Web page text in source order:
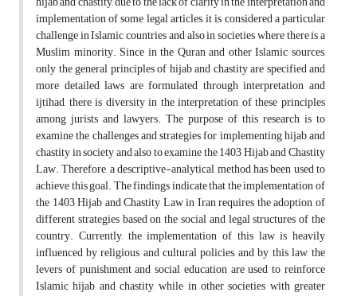
implementation of some legal articles, it is considered a particular
challenge in Islamic countries and also in societies where there is a
Muslim minority. Since in the Quran and other Islamic sources,
only the general principles of hijab and chastity are specified and
more detailed laws are formulated through interpretation and
ijtihad, there is diversity in the interpretation of these principles
among jurists and lawyers. The purpose of this research is to
examine the challenges and strategies for implementing hijab and
chastity in society and also to examine the 1403 Hijab and Chastity
Law. Therefore, a descriptive-analytical method has been used to
achieve this goal. The findings indicate that the implementation of
the 1403 Hijab and Chastity Law in Iran requires the adoption of
different strategies based on the social and legal structures of the
country. Currently, the implementation of this law is heavily
influenced by religious and cultural policies, and by this law, the
levers of punishment and social education are used to reinforce
Islamic hijab and chastity, while in other societies with greater